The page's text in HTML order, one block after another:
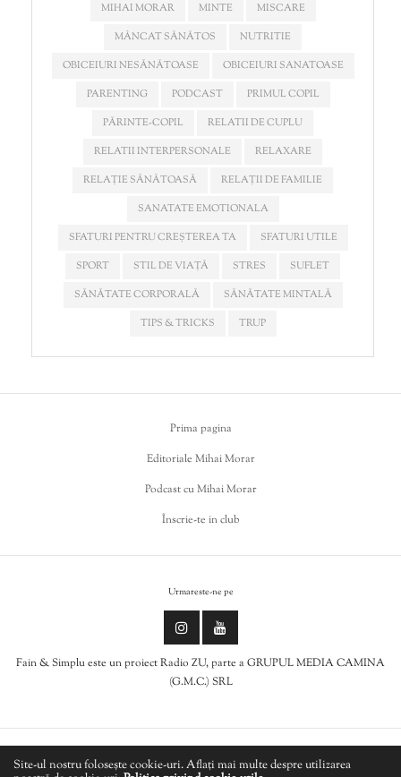
MIHAI MORAR
MINTE
MISCARE
MÂNCAT SĂNĂTOS
NUTRITIE
OBICEIURI NESĂNĂTOASE
OBICEIURI SANATOASE
PARENTING
PODCAST
PRIMUL COPIL
PĂRINTE-COPIL
RELATII DE CUPLU
RELATII INTERPERSONALE
RELAXARE
RELAȚIE SĂNĂTOASĂ
RELAȚII DE FAMILIE
SANATATE EMOTIONALA
SFATURI PENTRU CREȘTEREA TA
SFATURI UTILE
SPORT
STIL DE VIAȚĂ STRES
SUFLET
SĂNĂTATE CORPORALĂ
SĂNĂTATE MINTALĂ
TIPS & TRICKS
TRUP
Prima pagina
Editoriale Mihai Morar
Podcast cu Mihai Morar
Înscrie-te in club
Urmareste-ne pe
Fain & Simplu este un proiect Radio ZU, parte a GRUPUL MEDIA CAMINA
(G.M.C.) SRL
Politica de cookies
Site-ul nostru folosește cookie-uri. Aflați mai multe despre utilizarea